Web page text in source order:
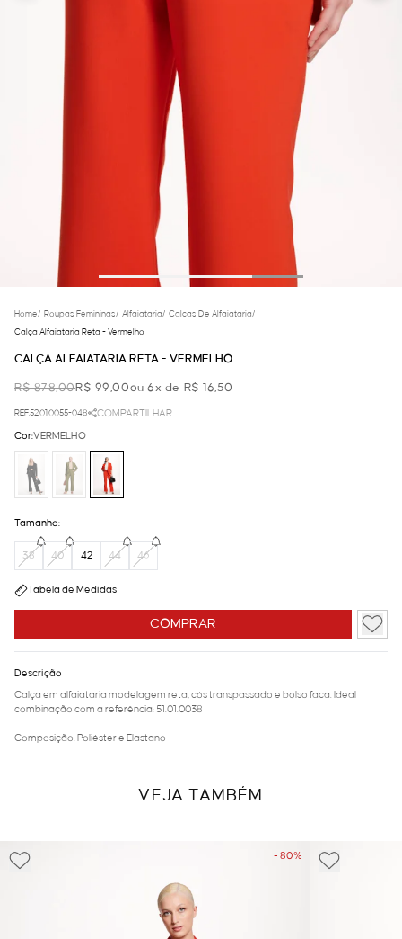
Home/ Roupas Femininas/ Alfaiataria/ Calcas De Alfaiataria/
Calça Alfaiataria Reta - Vermelho
CALÇA ALFAIATARIA RETA - VERMELHO
R$ 878,00R$ 99,00ou 6x de R$ 16,50
REF.52.01.0055-048 COMPARTILHAR
COMPRAR
Cor:VERMELHO
Tamanho:
38 40 42 44 46
Tabela de Medidas
Descrição
Calça em alfaiataria modelagem reta, cós transpassado e bolso faca. Ideal
combinação com a referência: 51.01.0038
Composição: Poliéster e Elastano
VEJA TAMBÉM
- 80%